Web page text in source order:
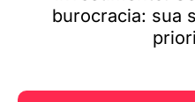
burocracia: sua